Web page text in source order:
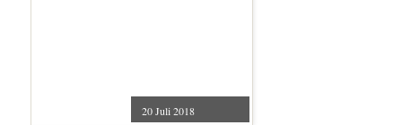
20 Juli 2018